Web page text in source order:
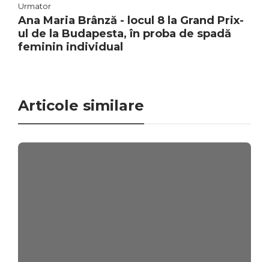
Urmator
Ana Maria Brânză - locul 8 la Grand Prix-
ul de la Budapesta, în proba de spadă
feminin individual
Articole similare